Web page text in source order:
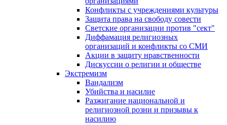
Конфликты с учреждениями культуры
Защита права на свободу совести
Светские организации против "сект"
Диффамация религиозных
организаций и конфликты со СМИ
Акции в защиту нравственности
Дискуссии о религии и обществе
Экстремизм
Вандализм
Убийства и насилие
Разжигание национальной и
религиозной розни и призывы к
насилию